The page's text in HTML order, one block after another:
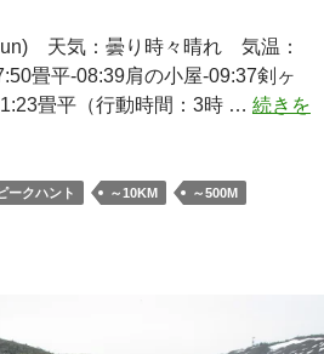
天気：曇り時々晴れ 気温：
畳平-08:39肩の小屋-09:37剣ヶ
畳平（行動時間：3時 … 続きを
ークハント ～10KM
～500M